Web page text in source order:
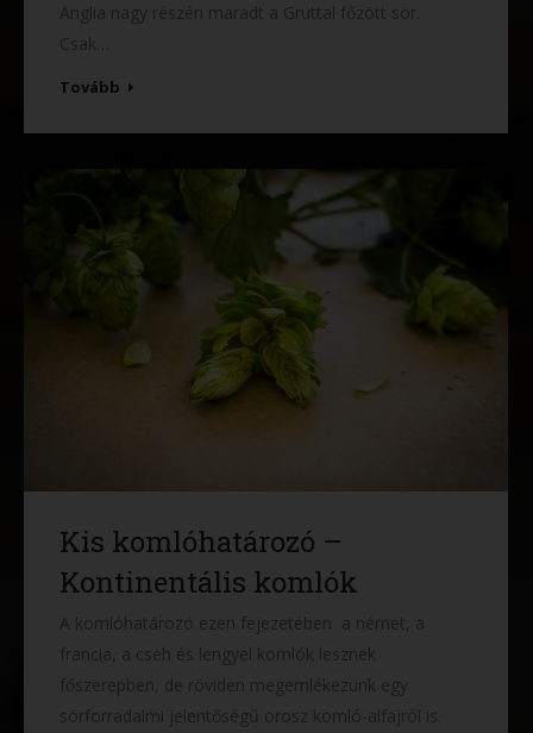
Anglia nagy részén maradt a Gruttal főzött sör.
Csak…
Tovább
Kis komlóhatározó –
Kontinentális komlók
A komlóhatározó ezen fejezetében a német, a
francia, a cseh és lengyel komlók lesznek
főszerepben, de röviden megemlékezünk egy
sörforradalmi jelentőségű orosz komló-alfajról is.